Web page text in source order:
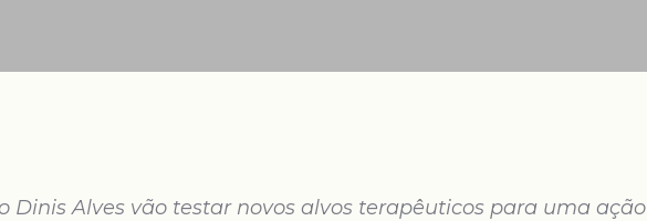
Dinis Alves vão testar novos alvos terapêuticos para uma ação